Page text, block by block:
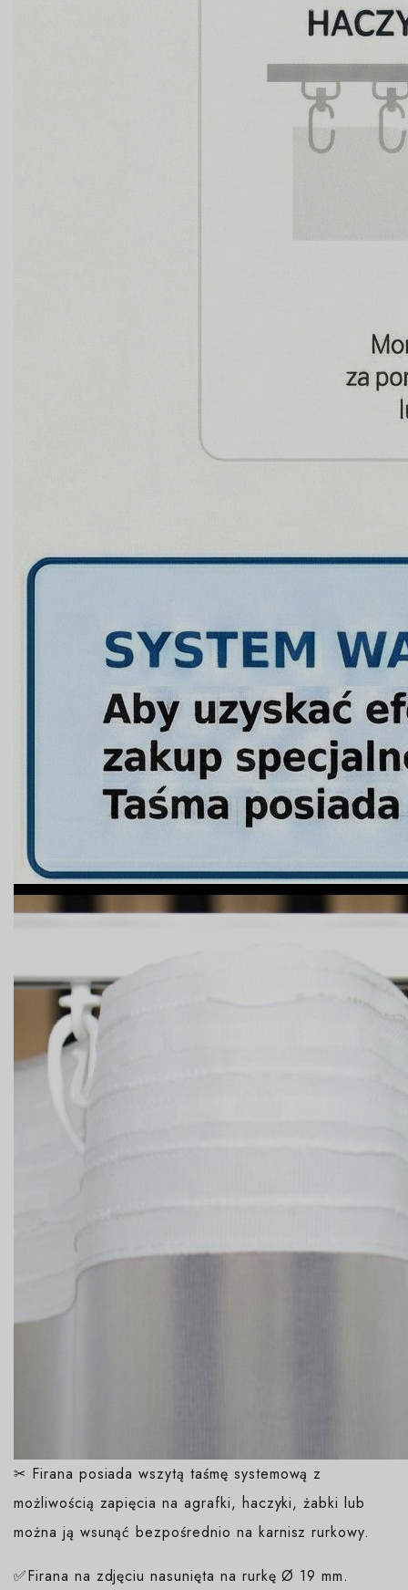
✂ Firana posiada wszytą taśmę systemową z
możliwością zapięcia na agrafki, haczyki, żabki lub
można ją wsunąć bezpośrednio na karnisz rurkowy.
✅Firana na zdjęciu nasunięta na rurkę Ø 19 mm.